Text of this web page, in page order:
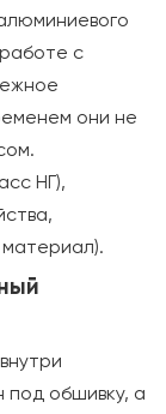
с
они не
НГ),
под обшивку, а